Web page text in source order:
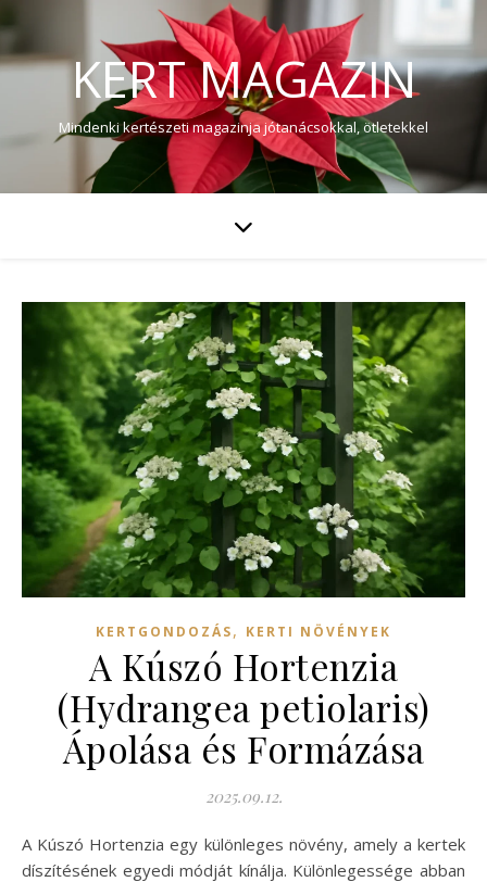
KERT MAGAZIN
Mindenki kertészeti magazinja jótanácsokkal, ötletekkel
KERTGONDOZÁS, KERTI NÖVÉNYEK
A Kúszó Hortenzia
(Hydrangea petiolaris)
Ápolása és Formázása
2025.09.12.
A Kúszó Hortenzia egy különleges növény, amely a kertek
díszítésének egyedi módját kínálja. Különlegessége abban